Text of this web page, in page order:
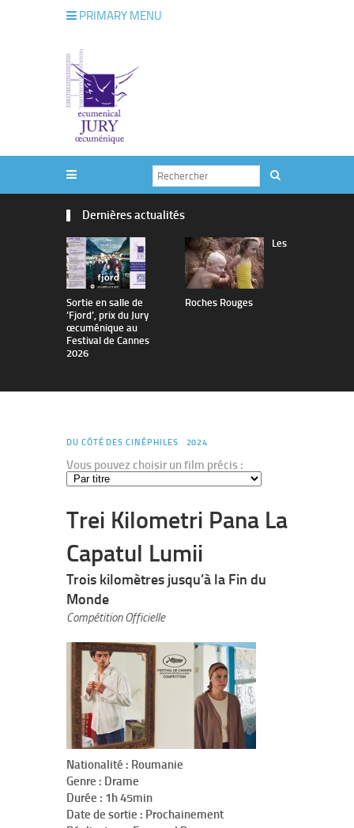
PRIMARY MENU
Dernières actualités
Sortie en salle de
’Fjord’, prix du Jury
œcuménique au
Festival de Cannes
2026
Les
Roches Rouges
DU CÔTÉ DES CINÉPHILES 2024
Vous pouvez choisir un film précis :
Trei Kilometri Pana La
Capatul Lumii
Trois kilomètres jusqu’à la Fin du
Monde
Compétition Officielle
Nationalité : Roumanie
Genre : Drame
Durée : 1h 45min
Date de sortie : Prochainement